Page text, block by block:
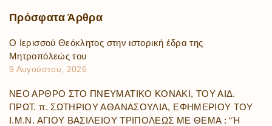
Πρόσφατα Άρθρα
Ο Ιερισσού Θεόκλητος στην ιστορική έδρα της
Μητροπόλεώς του
9 Αυγούστου, 2026
ΝΕΟ ΑΡΘΡΟ ΣΤΟ ΠΝΕΥΜΑΤΙΚΟ ΚΟΝΑΚΙ, ΤΟΥ ΑΙΔ.
ΠΡΩΤ. π. ΣΩΤΗΡΙΟΥ ΑΘΑΝΑΣΟΥΛΙΑ, ΕΦΗΜΕΡΙΟΥ ΤΟΥ
Ι.Μ.Ν. ΑΓΙΟΥ ΒΑΣΙΛΕΙΟΥ ΤΡΙΠΟΛΕΩΣ ΜΕ ΘΕΜΑ : “Ἡ